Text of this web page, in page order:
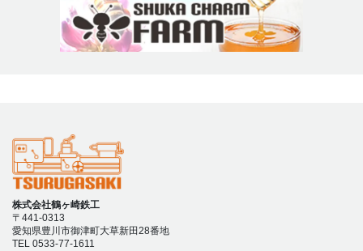
株式会社鶴ヶ崎鉄工
〒441-0313
愛知県豊川市御津町大草新田28番地
TEL 0533-77-1611